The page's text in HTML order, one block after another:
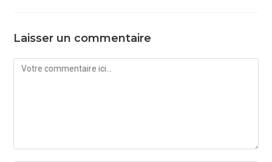
Laisser un commentaire